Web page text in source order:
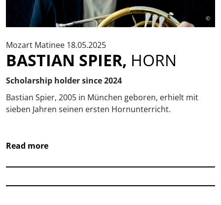
©
Mozart Matinee 18.05.2025
BASTIAN SPIER, HORN
Scholarship holder since 2024
Bastian Spier, 2005 in München geboren, erhielt mit
sieben Jahren seinen ersten Hornunterricht.
Read more